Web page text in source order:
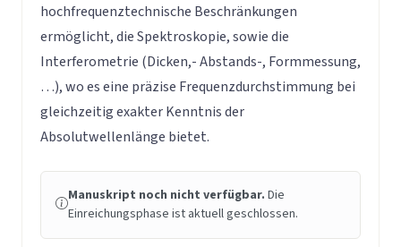
hochfrequenztechnische Beschränkungen
ermöglicht, die Spektroskopie, sowie die
Interferometrie (Dicken,- Abstands-, Formmessung,
…), wo es eine präzise Frequenzdurchstimmung bei
gleichzeitig exakter Kenntnis der
Absolutwellenlänge bietet.
Manuskript noch nicht verfügbar. Die
Einreichungsphase ist aktuell geschlossen.